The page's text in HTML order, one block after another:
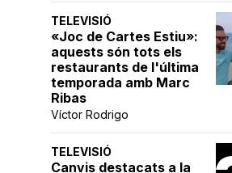
TELEVISIÓ
«Joc de Cartes Estiu»:
aquests són tots els
restaurants de l'última
temporada amb Marc
Ribas
Víctor Rodrigo
TELEVISIÓ
Canvis destacats a la